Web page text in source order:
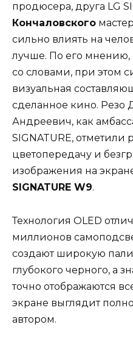
продюсера, друга LG
Кончаловского
сильно влиять на
лучше. По его мнению,
со словами, при этом
визуальная
сделанное кино. Резо
Андреевич, как
SIGNATURE, отметили
цветопередачу и
изображения на
SIGNATURE W9.
Технология OLED
миллионов
создают широкую
глубокого черного, а
точно отображаются
экране выглядит
автором.